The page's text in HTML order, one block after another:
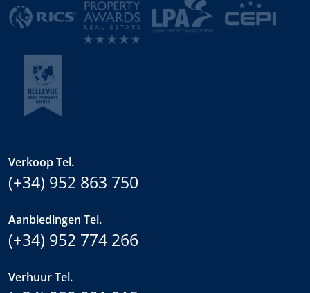
Verkoop Tel.
(+34) 952 863 750
Aanbiedingen Tel.
(+34) 952 774 266
Verhuur Tel.